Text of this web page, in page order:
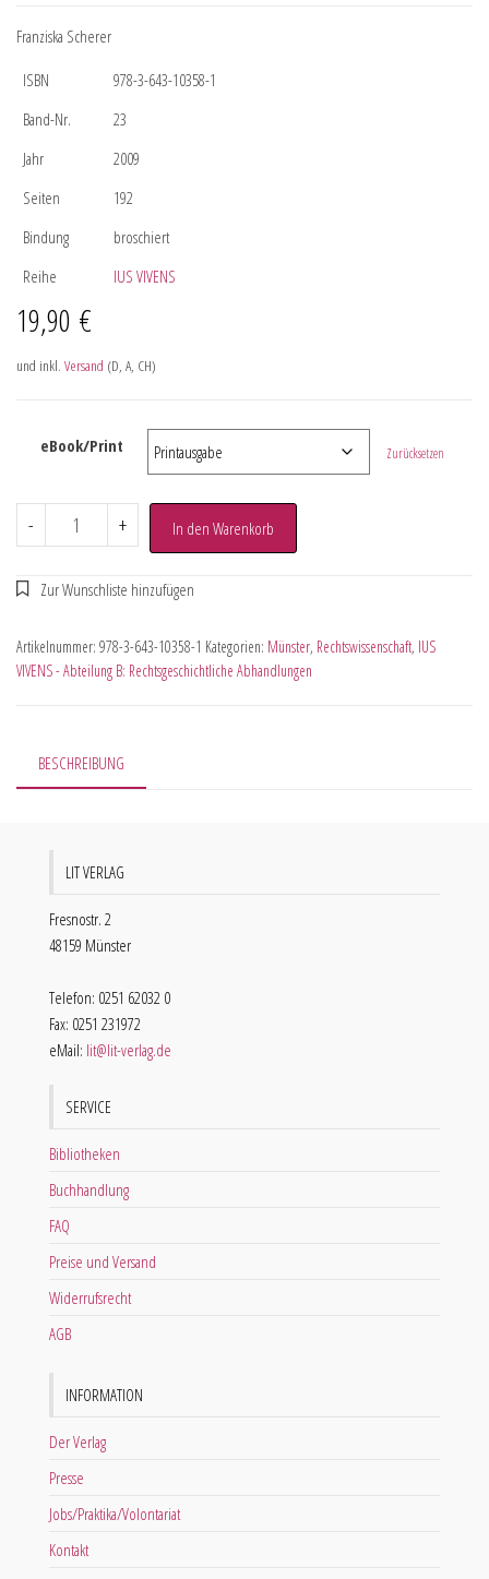
Franziska Scherer
ISBN
978-3-643-10358-1
Band-Nr.
23
Jahr
2009
Seiten
192
Bindung
broschiert
Reihe
IUS VIVENS
19,90 €
und inkl. Versand (D, A, CH)
eBook/Print Zurücksetzen
- + In den Warenkorb
Artikelnummer: 978-3-643-10358-1 Kategorien: Münster, Rechtswissenschaft, IUS
VIVENS - Abteilung B: Rechtsgeschichtliche Abhandlungen
BESCHREIBUNG
LIT VERLAG
Fresnostr. 2
48159 Münster
Telefon: 0251 62032 0
Fax: 0251 231972
eMail: lit@lit-verlag.de
SERVICE
Bibliotheken
Buchhandlung
FAQ
Preise und Versand
Widerrufsrecht
AGB
INFORMATION
Der Verlag
Presse
Jobs/Praktika/Volontariat
Kontakt